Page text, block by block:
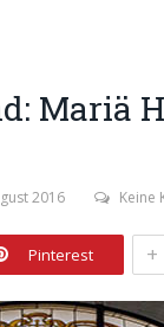
Mariä
2016 Keine
Pinterest +